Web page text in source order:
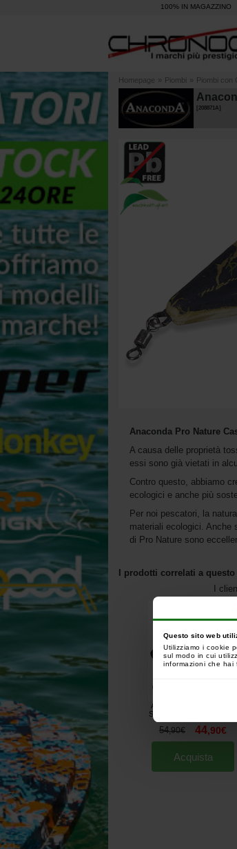
Questo sito web
Utilizziamo i cookie
sul modo in cui
informazioni che hai
100% IN MAGAZZINO
Homepage » Piombi » Piombi con
208871A]
Anaconda Pro Nature
A causa delle proprietà
essi sono già vietati in
Contro questo, abbiamo
ecologici e anche più
Per noi pescatori, la
materiali ecologici. Anche
di Pro Nature sono
I prodotti correlati a
I
Anaconda Rock Shocker
Sinking Braid 600m
54,90€ 44,90€
Acquista